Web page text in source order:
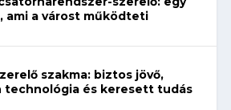
ami a várost működteti
szakma: biztos jövő,
technológia és keresett tudás